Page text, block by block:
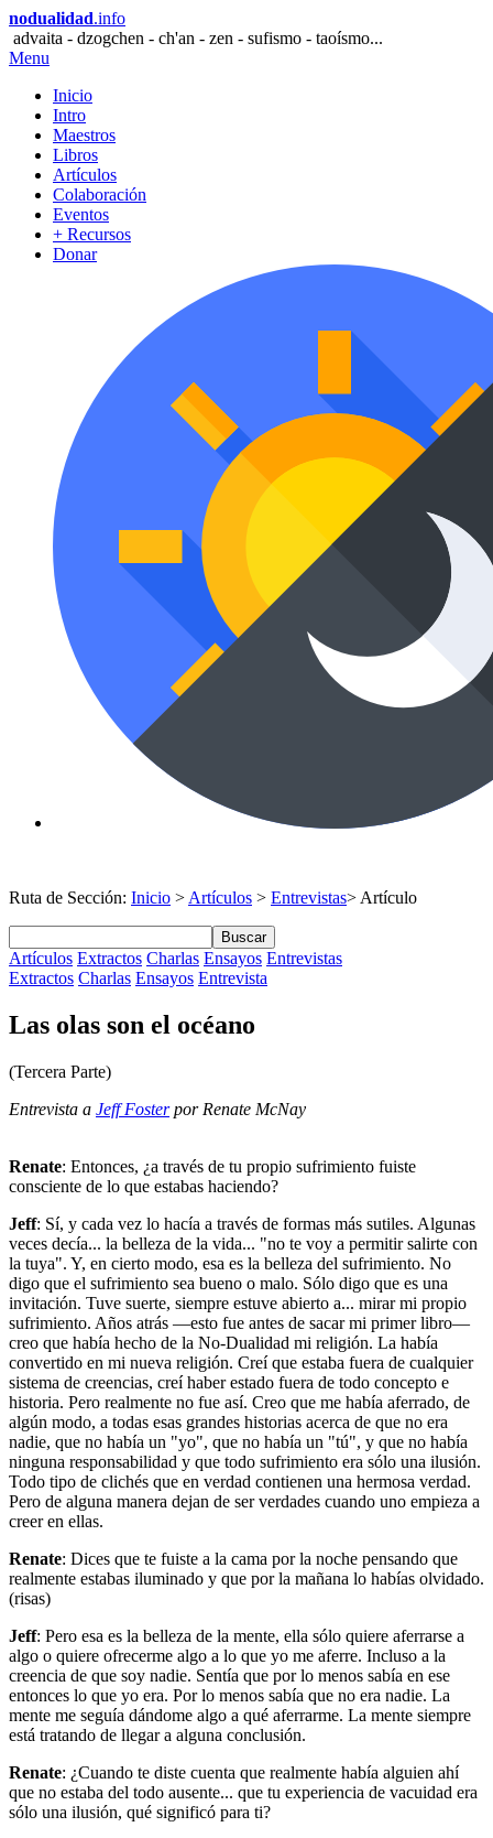
nodualidad.info
advaita - dzogchen - ch'an - zen - sufismo - taoísmo...
Menu
Inicio
Intro
Maestros
Libros
Artículos
Colaboración
Eventos
+ Recursos
Donar
Ruta de Sección: Inicio > Artículos > Entrevistas> Artículo
Buscar
Artículos Extractos Charlas Ensayos Entrevistas
Extractos Charlas Ensayos Entrevista
Las olas son el océano
(Tercera Parte)
Entrevista a Jeff Foster por Renate McNay
Renate: Entonces, ¿a través de tu propio sufrimiento fuiste
consciente de lo que estabas haciendo?
Jeff: Sí, y cada vez lo hacía a través de formas más sutiles. Algunas
veces decía... la belleza de la vida... "no te voy a permitir salirte con
la tuya". Y, en cierto modo, esa es la belleza del sufrimiento. No
digo que el sufrimiento sea bueno o malo. Sólo digo que es una
invitación. Tuve suerte, siempre estuve abierto a... mirar mi propio
sufrimiento. Años atrás —esto fue antes de sacar mi primer libro—
creo que había hecho de la No-Dualidad mi religión. La había
convertido en mi nueva religión. Creí que estaba fuera de cualquier
sistema de creencias, creí haber estado fuera de todo concepto e
historia. Pero realmente no fue así. Creo que me había aferrado, de
algún modo, a todas esas grandes historias acerca de que no era
nadie, que no había un "yo", que no había un "tú", y que no había
ninguna responsabilidad y que todo sufrimiento era sólo una ilusión.
Todo tipo de clichés que en verdad contienen una hermosa verdad.
Pero de alguna manera dejan de ser verdades cuando uno empieza a
creer en ellas.
Renate: Dices que te fuiste a la cama por la noche pensando que
realmente estabas iluminado y que por la mañana lo habías olvidado.
(risas)
Jeff: Pero esa es la belleza de la mente, ella sólo quiere aferrarse a
algo o quiere ofrecerme algo a lo que yo me aferre. Incluso a la
creencia de que soy nadie. Sentía que por lo menos sabía en ese
entonces lo que yo era. Por lo menos sabía que no era nadie. La
mente me seguía dándome algo a qué aferrarme. La mente siempre
está tratando de llegar a alguna conclusión.
Renate: ¿Cuando te diste cuenta que realmente había alguien ahí
que no estaba del todo ausente... que tu experiencia de vacuidad era
sólo una ilusión, qué significó para ti?